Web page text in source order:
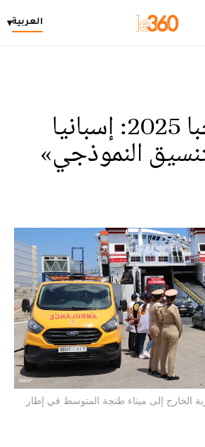
العربية▾
عملية مرحبا 2025: إسبانيا
النموذجي»
الخارج إلى ميناء طنجة المتوسط في إطار